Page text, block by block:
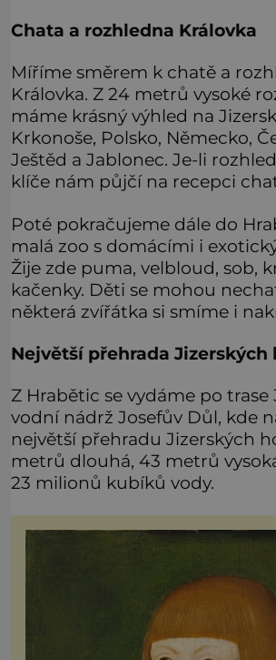
Chata a rozhledna Královka
Míříme směrem k chatě a
Královka. Z 24 metrů vysoké
máme krásný výhled na
Krkonoše, Polsko, Německo,
Ještěd a Jablonec. Je-li
klíče nám půjčí na recepci
Poté pokračujeme dále do
malá zoo s domácími i
Žije zde puma, velbloud, sob,
kačenky. Děti se mohou
některá zvířátka si smíme i
Největší přehrada Jizerských
Z Hrabětic se vydáme po trase
vodní nádrž Josefův Důl, kde
největší přehradu Jizerských
metrů dlouhá, 43 metrů
23 milionů kubíků vody.